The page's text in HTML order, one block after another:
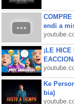
endi a
¡LE
Ke
bia)